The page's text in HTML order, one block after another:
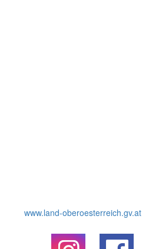
www.land-oberoesterreich.gv.at